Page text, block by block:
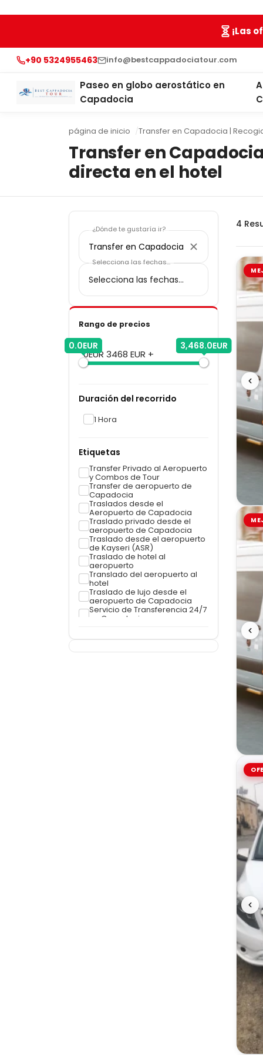
¡Las
+90 5324955463 info@bestcappadociatour.com
Paseo en globo aerostático en
Capadocia
página de inicio Transfer en Capadocia |
Transfer en
directa en el hotel
¿Dónde te gustaría ir?
Selecciona las fechas...
Rango de precios
0EUR 3468 EUR +
0.0EUR 3,468.0EUR
Duración del recorrido
1 Hora
Etiquetas
Transfer Privado al Aeropuerto
y Combos de Tour
Transfer de aeropuerto de
Capadocia
Traslados desde el
Aeropuerto de Capadocia
Traslado privado desde el
aeropuerto de Capadocia
Traslado desde el aeropuerto
de Kayseri (ASR)
Traslado de hotel al
aeropuerto
Translado del aeropuerto al
hotel
Traslado de lujo desde el
aeropuerto de Capadocia
Servicio de Transferencia 24/7
en Capadocia
de Nevşehir (NAV)
shuttle
4